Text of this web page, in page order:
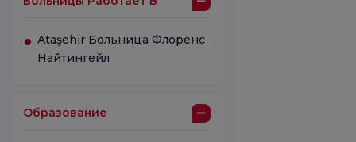
Ataşehir Больница Флоренс
Найтингейл
Образование